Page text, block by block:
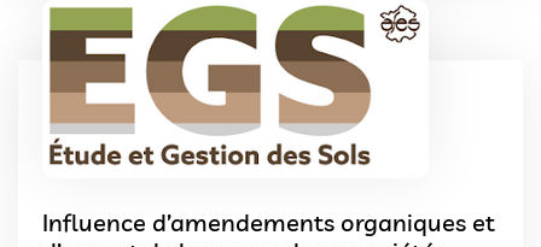
Influence d’amendements organiques et